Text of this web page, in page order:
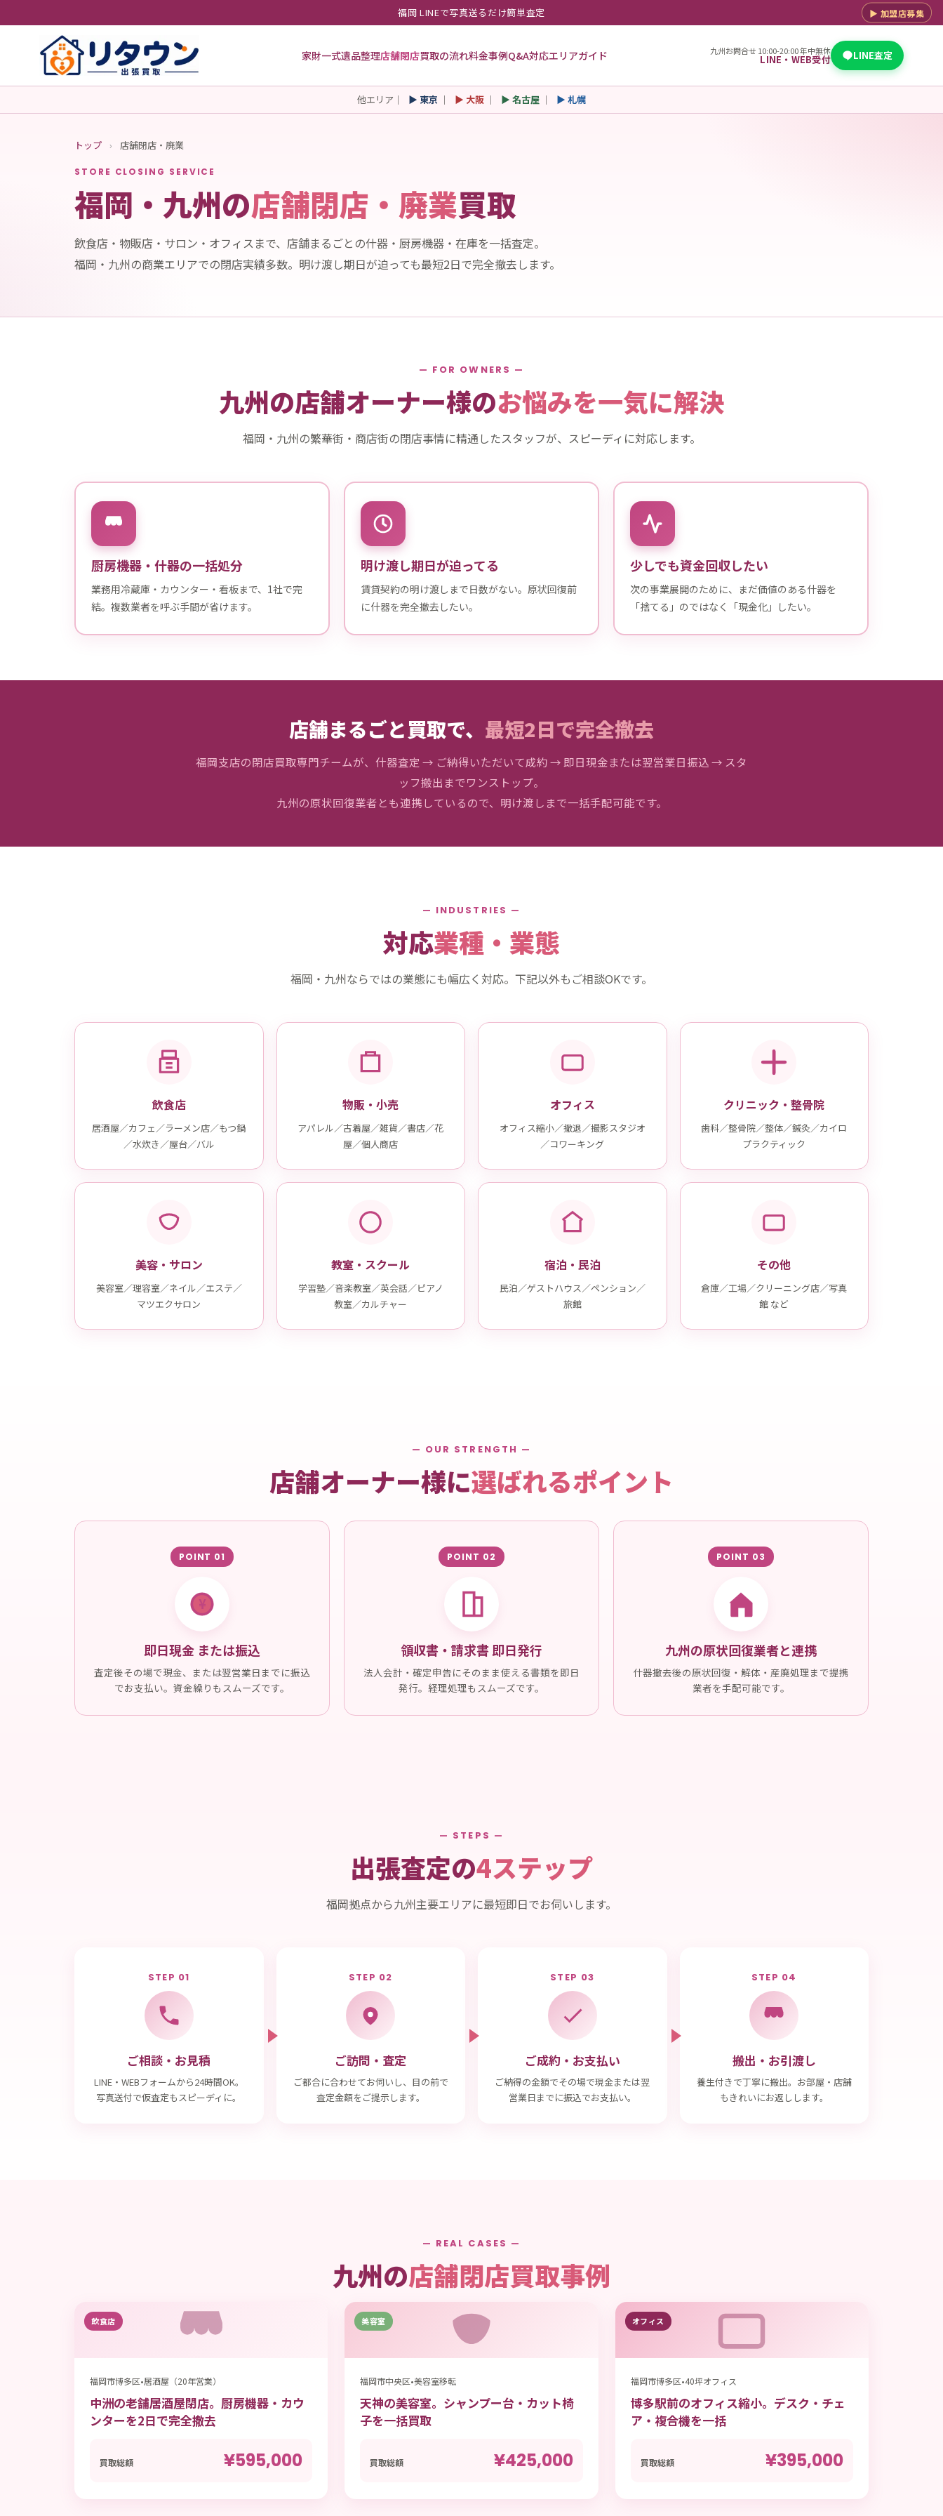
福岡 LINEで写真送るだけ簡単査定 ▶ 加盟店募集
家財一式遺品整理店舗閉店買取の流れ料金事例Q&A対応エリアガイド 九州お問合せ 10:00-20:00 年中無休
LINE・WEB受付 LINE査定
他エリア｜ ▶ 東京 ｜ ▶ 大阪 ｜ ▶ 名古屋 ｜ ▶ 札幌
トップ › 店舗閉店・廃業
STORE CLOSING SERVICE
福岡・九州の店舗閉店・廃業買取
飲食店・物販店・サロン・オフィスまで、店舗まるごとの什器・厨房機器・在庫を一括査定。
福岡・九州の商業エリアでの閉店実績多数。明け渡し期日が迫っても最短2日で完全撤去します。
— FOR OWNERS —
九州の店舗オーナー様のお悩みを一気に解決
福岡・九州の繁華街・商店街の閉店事情に精通したスタッフが、スピーディに対応します。
厨房機器・什器の一括処分
業務用冷蔵庫・カウンター・看板まで、1社で完
結。複数業者を呼ぶ手間が省けます。
明け渡し期日が迫ってる
賃貸契約の明け渡しまで日数がない。原状回復前
に什器を完全撤去したい。
少しでも資金回収したい
次の事業展開のために、まだ価値のある什器を
「捨てる」のではなく「現金化」したい。
店舗まるごと買取で、 最短2日で完全撤去
福岡支店の閉店買取専門チームが、什器査定 → ご納得いただいて成約 → 即日現金または翌営業日振込 → スタ
ッフ搬出までワンストップ。
九州の原状回復業者とも連携しているので、明け渡しまで一括手配可能です。
— INDUSTRIES —
対応業種・業態
福岡・九州ならではの業態にも幅広く対応。下記以外もご相談OKです。
飲食店
居酒屋／カフェ／ラーメン店／もつ鍋
／水炊き／屋台／バル
物販・小売
アパレル／古着屋／雑貨／書店／花
屋／個人商店
オフィス
オフィス縮小／撤退／撮影スタジオ
／コワーキング
クリニック・整骨院
歯科／整骨院／整体／鍼灸／カイロ
プラクティック
美容・サロン
美容室／理容室／ネイル／エステ／
マツエクサロン
教室・スクール
学習塾／音楽教室／英会話／ピアノ
教室／カルチャー
宿泊・民泊
民泊／ゲストハウス／ペンション／
旅館
その他
倉庫／工場／クリーニング店／写真
館 など
— OUR STRENGTH —
店舗オーナー様に選ばれるポイント
POINT 01
¥
即日現金 または振込
査定後その場で現金、または翌営業日までに振込
でお支払い。資金繰りもスムーズです。
POINT 02
領収書・請求書 即日発行
法人会計・確定申告にそのまま使える書類を即日
発行。経理処理もスムーズです。
POINT 03
九州の原状回復業者と連携
什器撤去後の原状回復・解体・産廃処理まで提携
業者を手配可能です。
— STEPS —
出張査定の4ステップ
福岡拠点から九州主要エリアに最短即日でお伺いします。
STEP 01
ご相談・お見積
LINE・WEBフォームから24時間OK。
写真送付で仮査定もスピーディに。
STEP 02
ご訪問・査定
ご都合に合わせてお伺いし、目の前で
査定金額をご提示します。
STEP 03
ご成約・お支払い
ご納得の金額でその場で現金または翌
営業日までに振込でお支払い。
STEP 04
搬出・お引渡し
養生付きで丁寧に搬出。お部屋・店舗
もきれいにお返しします。
— REAL CASES —
九州の店舗閉店買取事例
飲食店
福岡市博多区•居酒屋（20年営業）
中洲の老舗居酒屋閉店。厨房機器・カウ
ンターを2日で完全撤去
買取総額 ¥595,000
美容室
福岡市中央区•美容室移転
天神の美容室。シャンプー台・カット椅
子を一括買取
買取総額 ¥425,000
オフィス
福岡市博多区•40坪オフィス
博多駅前のオフィス縮小。デスク・チェ
ア・複合機を一括
買取総額 ¥395,000